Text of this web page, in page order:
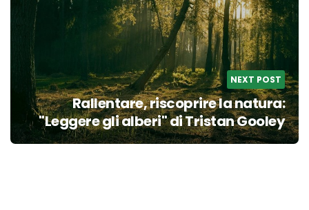
NEXT POST
Rallentare, riscoprire la natura:
"Leggere gli alberi" di Tristan Gooley